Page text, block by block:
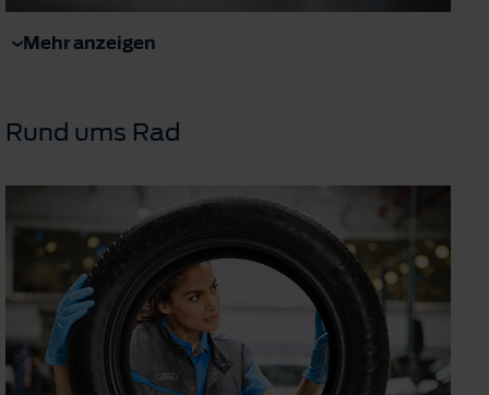
Mehr anzeigen
Rund ums Rad